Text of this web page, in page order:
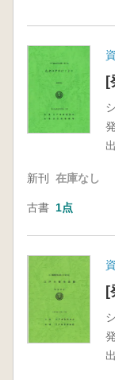
[
新刊 在庫なし
古書 1点
[